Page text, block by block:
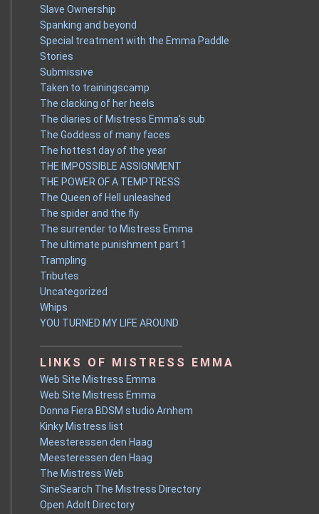
Slave Ownership
Spanking and beyond
Special treatment with the Emma Paddle
Stories
Submissive
Taken to trainingscamp
The clacking of her heels
The diaries of Mistress Emma's sub
The Goddess of many faces
The hottest day of the year
THE IMPOSSIBLE ASSIGNMENT
THE POWER OF A TEMPTRESS
The Queen of Hell unleashed
The spider and the fly
The surrender to Mistress Emma
The ultimate punishment part 1
Trampling
Tributes
Uncategorized
Whips
YOU TURNED MY LIFE AROUND
LINKS OF MISTRESS EMMA
Web Site Mistress Emma
Web Site Mistress Emma
Donna Fiera BDSM studio Arnhem
Kinky Mistress list
Meesteressen den Haag
Meesteressen den Haag
The Mistress Web
SineSearch The Mistress Directory
Open Adolt Directory